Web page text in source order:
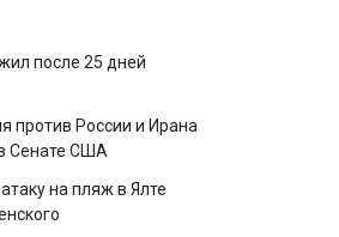
после 25 дней
против России и Ирана
Сенате США
на пляж в Ялте